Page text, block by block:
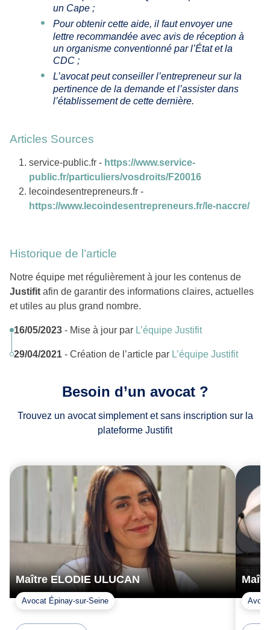
un Cape ;
Pour obtenir cette aide, il faut envoyer une
lettre recommandée avec avis de réception à
un organisme conventionné par l’État et la
CDC ;
L’avocat peut conseiller l’entrepreneur sur la
pertinence de la demande et l’assister dans
l’établissement de cette dernière.
Articles Sources
service-public.fr - https://www.service-
public.fr/particuliers/vosdroits/F20016
lecoindesentrepreneurs.fr -
https://www.lecoindesentrepreneurs.fr/le-naccre/
Historique de l’article
Notre équipe met régulièrement à jour les contenus de
Justifit afin de garantir des informations claires, actuelles
et utiles au plus grand nombre.
16/05/2023 - Mise à jour par L’équipe Justifit
29/04/2021 - Création de l’article par L’équipe Justifit
Besoin d’un avocat ?
Trouvez un avocat simplement et sans inscription sur la
plateforme Justifit
Maître ELODIE ULUCAN
Avocat Épinay-sur-Seine